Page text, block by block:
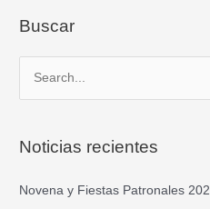
Buscar
cNoticias recientes
Novena y Fiestas Patronales